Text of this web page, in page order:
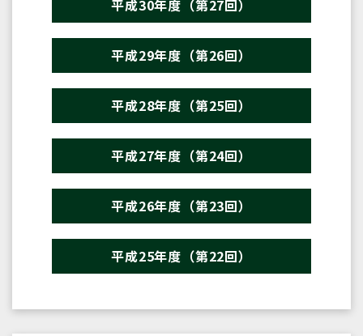
平成30年度（第27回）
平成29年度（第26回）
平成28年度（第25回）
平成27年度（第24回）
平成26年度（第23回）
平成25年度（第22回）